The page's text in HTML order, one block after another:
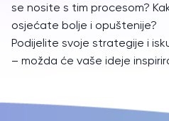
se nosite s tim procesom?
osjećate bolje i opuštenije?
Podijelite svoje strategije i
– možda će vaše ideje